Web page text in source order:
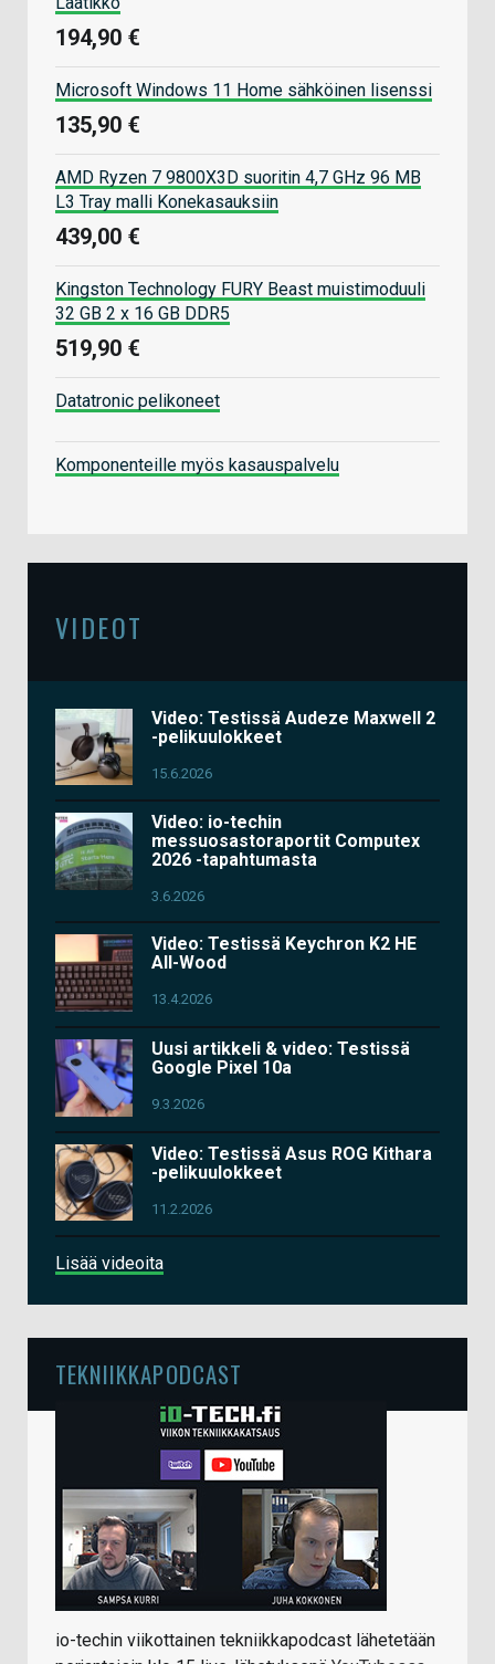
194,90 €
Microsoft Windows 11 Home sähköinen lisenssi
135,90 €
AMD Ryzen 7 9800X3D suoritin 4,7 GHz 96 MB
L3 Tray malli Konekasauksiin
439,00 €
Kingston Technology FURY Beast muistimoduuli
32 GB 2 x 16 GB DDR5
519,90 €
Datatronic pelikoneet
Komponenteille myös kasauspalvelu
VIDEOT
Video: Testissä Audeze Maxwell 2
-pelikuulokkeet
15.6.2026
Video: io-techin
messuosastoraportit Computex
2026 -tapahtumasta
3.6.2026
Video: Testissä Keychron K2 HE
All-Wood
13.4.2026
Uusi artikkeli & video: Testissä
Google Pixel 10a
9.3.2026
Video: Testissä Asus ROG Kithara
-pelikuulokkeet
11.2.2026
Lisää videoita
TEKNIIKKAPODCAST
io-techin viikottainen tekniikkapodcast lähetetään